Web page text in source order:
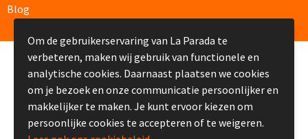
Fietslampjes bedrukken
Fietsbellen bedrukken
Fietstassen bedrukken
Lampjes & Reflectoren bedrukken
Blog
© Copyright La Parada 2008-2026
Om de gebruikerservaring van La Parada te
verbeteren, maken wij gebruik van functionele en
analytische cookies. Daarnaast plaatsen we cookies
om je bezoek en onze communicatie persoonlijker en
makkelijker te maken. Je kunt ervoor kiezen om
persoonlijke cookies te accepteren of te weigeren.